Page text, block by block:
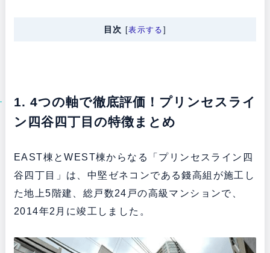
目次 [表示する ]
1. 4つの軸で徹底評価！プリンセスライ
ン四谷四丁目の特徴まとめ
EAST棟とWEST棟からなる「プリンセスライン四
谷四丁目」は、中堅ゼネコンである錢高組が施工し
た地上5階建、総戸数24戸の高級マンションで、
2014年2月に竣工しました。